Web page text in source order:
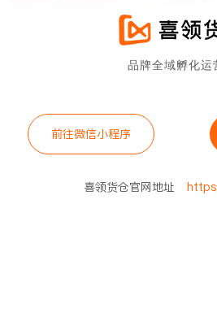
品牌全域孵化运
前往微信小程序
喜领货仓官网地址